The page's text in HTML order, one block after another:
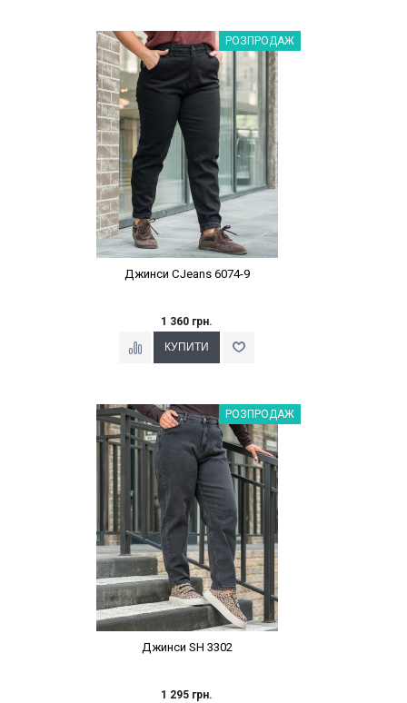
Наклейки Варіант з %РОЗПРОДАЖ
Джинси CJeans 6074-9
1 360 грн.
Наклейки Варіант з %РОЗПРОДАЖ
Джинси SH 3302
1 295 грн.